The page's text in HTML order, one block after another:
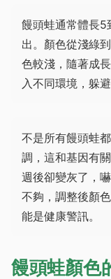
饅頭蛙通常體長5
出。顏色從淺綠
色較淺，隨著成
入不同環境，躲避
不是所有饅頭蛙
調，這和基因有
週後卻變灰了，
不夠，調整後顏
能是健康警訊。
饅頭蛙顏色